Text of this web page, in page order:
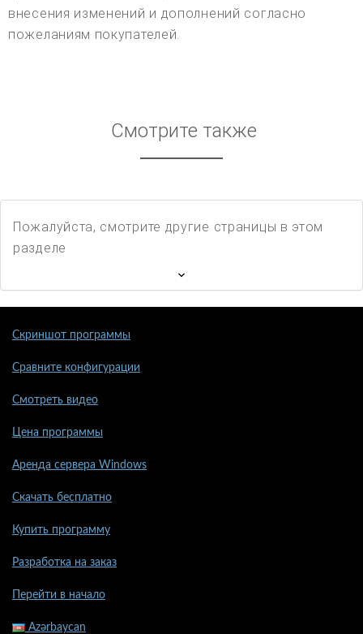
внесения изменений и дополнений согласно
пожеланиям покупателей.
Смотрите также
Пожалуйста, смотрите другие страницы в этом
разделе
Скриншот программы
Сравните конфигурации
Смотреть видео
Цена программы
Аренда сервера Windows
Скачать бесплатно
Купить программу
Разработка на заказ
Перейти в начало
Azərbaycan